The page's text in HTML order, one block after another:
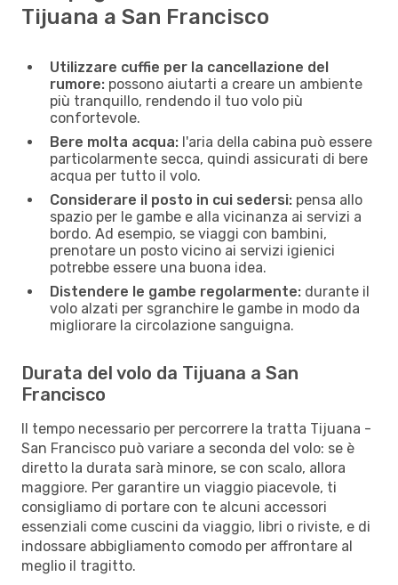
Tijuana a San Francisco
Utilizzare cuffie per la cancellazione del
rumore: possono aiutarti a creare un ambiente
più tranquillo, rendendo il tuo volo più
confortevole.
Bere molta acqua: l'aria della cabina può essere
particolarmente secca, quindi assicurati di bere
acqua per tutto il volo.
Considerare il posto in cui sedersi: pensa allo
spazio per le gambe e alla vicinanza ai servizi a
bordo. Ad esempio, se viaggi con bambini,
prenotare un posto vicino ai servizi igienici
potrebbe essere una buona idea.
Distendere le gambe regolarmente: durante il
volo alzati per sgranchire le gambe in modo da
migliorare la circolazione sanguigna.
Durata del volo da Tijuana a San
Francisco
Il tempo necessario per percorrere la tratta Tijuana -
San Francisco può variare a seconda del volo: se è
diretto la durata sarà minore, se con scalo, allora
maggiore. Per garantire un viaggio piacevole, ti
consigliamo di portare con te alcuni accessori
essenziali come cuscini da viaggio, libri o riviste, e di
indossare abbigliamento comodo per affrontare al
meglio il tragitto.